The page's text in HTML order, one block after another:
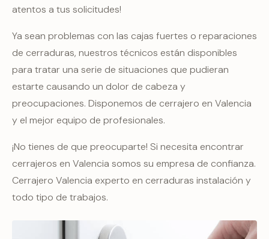
atentos a tus solicitudes!
Ya sean problemas con las cajas fuertes o reparaciones
de cerraduras, nuestros técnicos están disponibles
para tratar una serie de situaciones que pudieran
estarte causando un dolor de cabeza y
preocupaciones. Disponemos de cerrajero en Valencia
y el mejor equipo de profesionales.
¡No tienes de que preocuparte! Si necesita encontrar
cerrajeros en Valencia somos su empresa de confianza.
Cerrajero Valencia experto en cerraduras instalación y
todo tipo de trabajos.